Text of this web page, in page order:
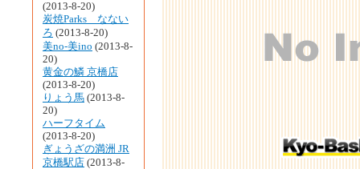
(2013-8-20)
炭焼Parks なない
ろ (2013-8-20)
美no-美ino (2013-8-
20)
黄金の鱗 京橋店
(2013-8-20)
りょう馬 (2013-8-
20)
ハーフタイム
(2013-8-20)
ぎょうざの満洲 JR
京橋駅店 (2013-8-